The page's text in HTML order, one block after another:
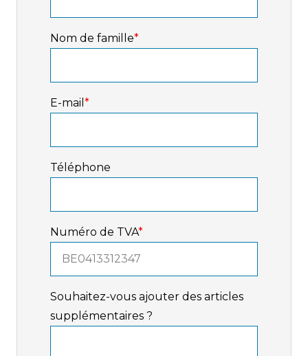
Nom de famille*
E-mail *
Téléphone
Numéro de TVA*
Souhaitez-vous ajouter des articles
supplémentaires ?